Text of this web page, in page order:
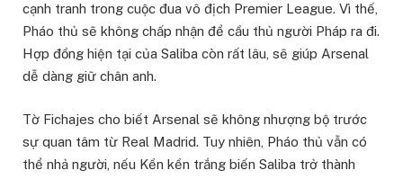
cạnh tranh trong cuộc đua vô địch Premier League. Vì thế,
Pháo thủ sẽ không chấp nhận để cầu thủ người Pháp ra đi.
Hợp đồng hiện tại của Saliba còn rất lâu, sẽ giúp Arsenal
dễ dàng giữ chân anh.
Tờ Fichajes cho biết Arsenal sẽ không nhượng bộ trước
sự quan tâm từ Real Madrid. Tuy nhiên, Pháo thủ vẫn có
thể nhả người, nếu Kền kền trắng biến Saliba trở thành